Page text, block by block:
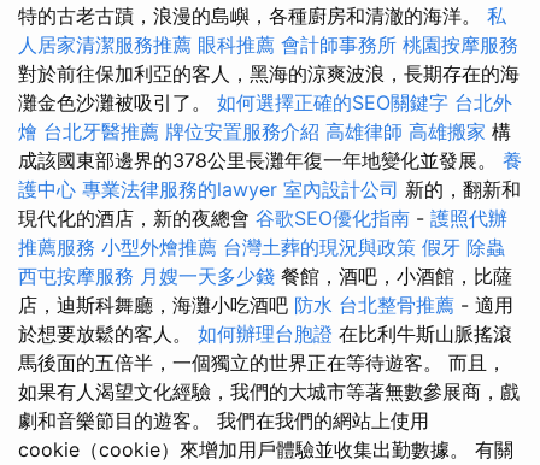
特的古老古蹟，浪漫的島嶼，各種廚房和清澈的海洋。 私
人居家清潔服務推薦 眼科推薦 會計師事務所 桃園按摩服務
對於前往保加利亞的客人，黑海的涼爽波浪，長期存在的海
灘金色沙灘被吸引了。 如何選擇正確的SEO關鍵字 台北外
燴 台北牙醫推薦 牌位安置服務介紹 高雄律師 高雄搬家 構
成該國東部邊界的378公里長灘年復一年地變化並發展。 養
護中心 專業法律服務的lawyer 室內設計公司 新的，翻新和
現代化的酒店，新的夜總會 谷歌SEO優化指南 - 護照代辦
推薦服務 小型外燴推薦 台灣土葬的現況與政策 假牙 除蟲
西屯按摩服務 月嫂一天多少錢 餐館，酒吧，小酒館，比薩
店，迪斯科舞廳，海灘小吃酒吧 防水 台北整骨推薦 - 適用
於想要放鬆的客人。 如何辦理台胞證 在比利牛斯山脈搖滾
馬後面的五倍半，一個獨立的世界正在等待遊客。 而且，
如果有人渴望文化經驗，我們的大城市等著無數參展商，戲
劇和音樂節目的遊客。 我們在我們的網站上使用
cookie（cookie）來增加用戶體驗並收集出勤數據。 有關